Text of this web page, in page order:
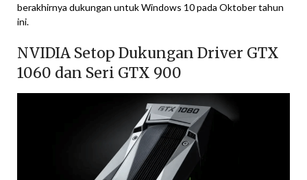
berakhirnya dukungan untuk Windows 10 pada Oktober tahun
ini.
NVIDIA Setop Dukungan Driver GTX
1060 dan Seri GTX 900